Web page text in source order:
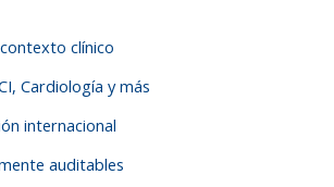
clínico
Cardiología y más
internacional
auditables